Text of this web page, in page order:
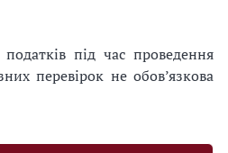
податків під час проведення
перевірок не обов’язкова